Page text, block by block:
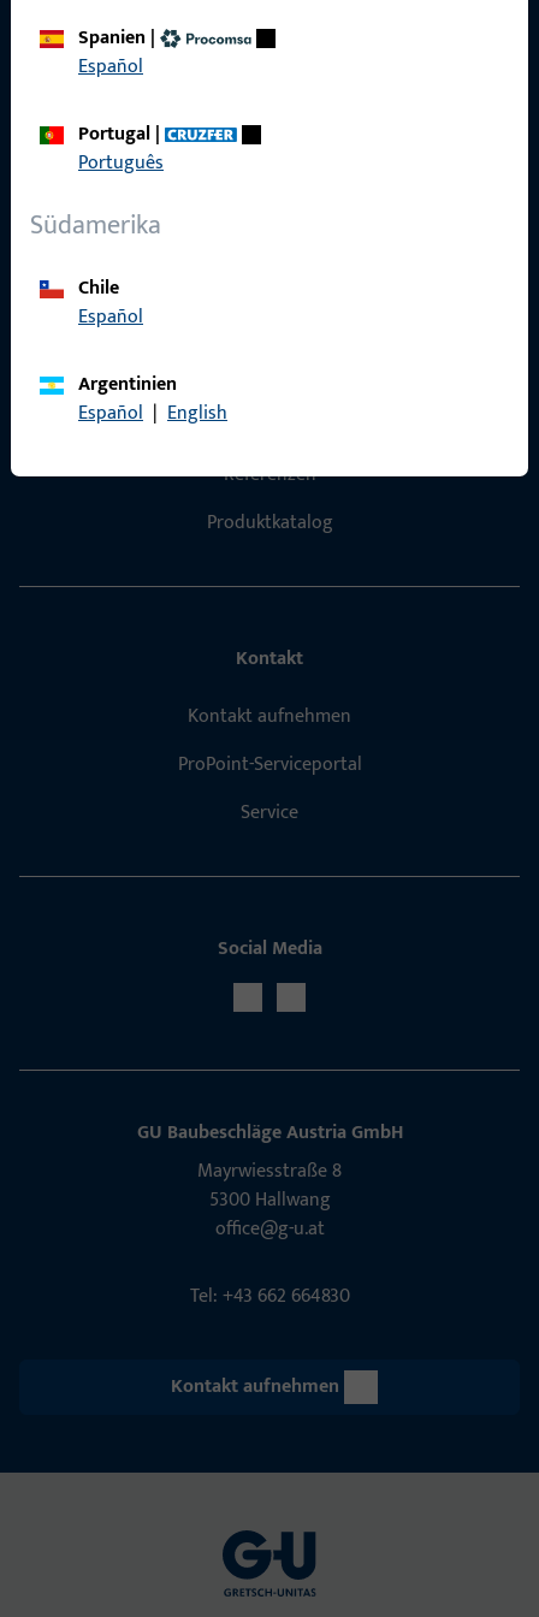
Spanien |
Español
Portugal|
Português
Südamerika
Chile
Español
Argentinien
Español | English
Impressum
AGB
Referenzen
Produktkatalog
Kontakt
Kontakt aufnehmen
ProPoint-Serviceportal
Service
Social Media
GU Baubeschläge Aus­tria GmbH
Mayrwies­straße 8
5300 Hall­wang
office@g-u.at
Tel: +43 662 664830
Kontakt aufnehmen